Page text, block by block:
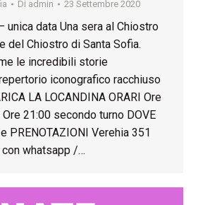
Di admin 23 Settembre 2020
data Una sera al Chiostro
del Chiostro di Santa Sofia.
le incredibili storie
iconografico racchiuso
LA LOCANDINA ORARI Ore
21:00 secondo turno DOVE
PRENOTAZIONI Verehia 351
whatsapp /…